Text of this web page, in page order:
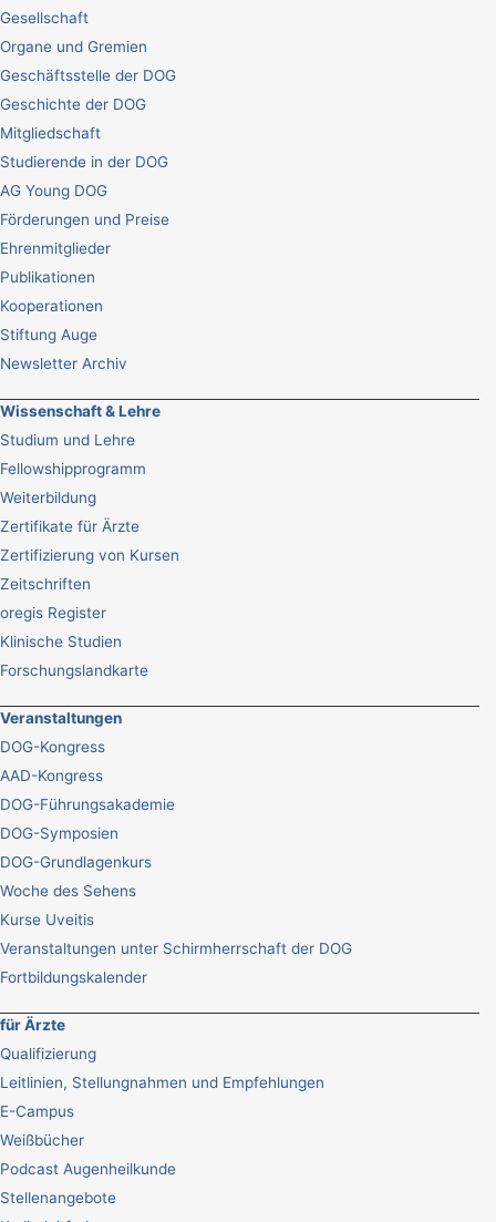
Gesellschaft
Organe und Gremien
Geschäftsstelle der DOG
Geschichte der DOG
Mitgliedschaft
Studierende in der DOG
AG Young DOG
Förderungen und Preise
Ehrenmitglieder
Publikationen
Kooperationen
Stiftung Auge
Newsletter Archiv
Wissenschaft & Lehre
Studium und Lehre
Fellowshipprogramm
Weiterbildung
Zertifikate für Ärzte
Zertifizierung von Kursen
Zeitschriften
oregis Register
Klinische Studien
Forschungslandkarte
Veranstaltungen
DOG-Kongress
AAD-Kongress
DOG-Führungsakademie
DOG-Symposien
DOG-Grundlagenkurs
Woche des Sehens
Kurse Uveitis
Veranstaltungen unter Schirmherrschaft der DOG
Fortbildungskalender
für Ärzte
Qualifizierung
Leitlinien, Stellungnahmen und Empfehlungen
E-Campus
Weißbücher
Podcast Augenheilkunde
Stellenangebote